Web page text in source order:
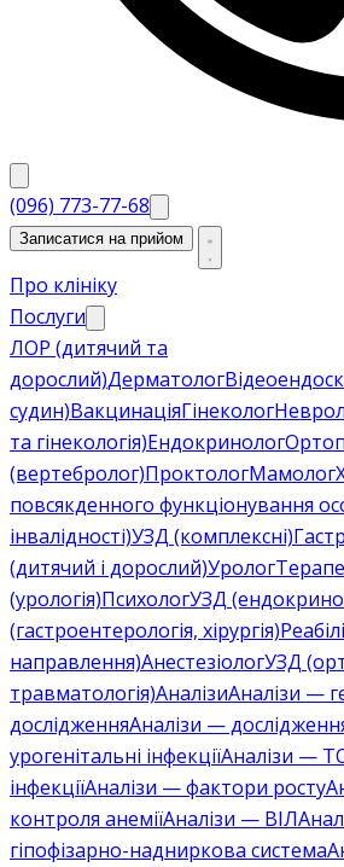
(096) 773-77-68
Записатися на прийом
Про клініку
Послуги
ЛОР (дитячий та
дорослий)Дерматолог
судин)ВакцинаціяГінеколог
та гінекологія)Ендокринолог
(вертебролог)ПроктологМамолог
повсякденного функціонування
інвалідності)УЗД (комплексні)
(дитячий і дорослий)Уролог
(урологія)ПсихологУЗД
(гастроентерологія, хірургія)
направлення)АнестезіологУЗД
травматологія)АналізиАналізи —
дослідженняАналізи —
урогенітальні інфекціїАналізи —
інфекціїАналізи — фактори росту
контроля анеміїАналізи — ВІЛ
гіпофізарно-надниркова система